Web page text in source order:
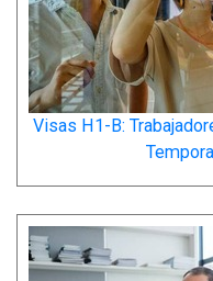
Visas H1-B: